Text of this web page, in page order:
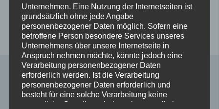
Weiterlesen
Unternehmen. Eine Nutzung der Internetseiten ist
grundsätzlich ohne jede Angabe
personenbezogener Daten möglich. Sofern eine
betroffene Person besondere Services unseres
Unternehmens über unsere Internetseite in
Anspruch nehmen möchte, könnte jedoch eine
Verarbeitung personenbezogener Daten
erforderlich werden. Ist die Verarbeitung
personenbezogener Daten erforderlich und
besteht für eine solche Verarbeitung keine
gesetzliche Grundlage, holen wir generell eine